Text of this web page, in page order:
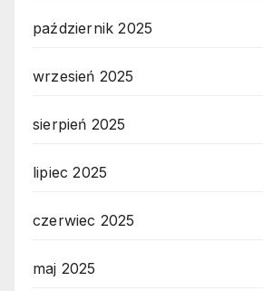
październik 2025
wrzesień 2025
sierpień 2025
lipiec 2025
czerwiec 2025
maj 2025